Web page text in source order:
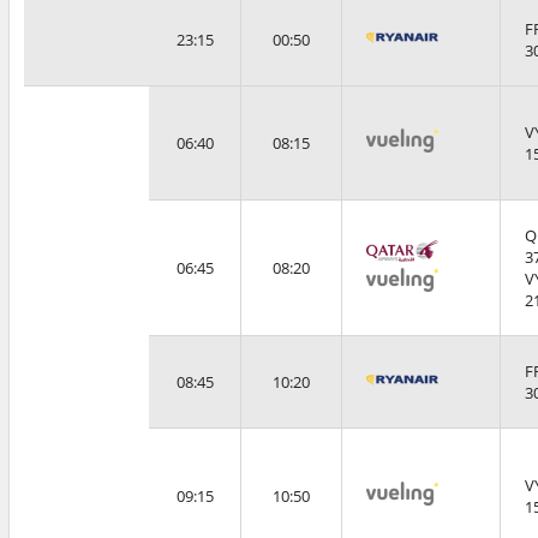
23:15 00:50
06:40 08:15
06:45 08:20
08:45 10:20
09:15 10:50